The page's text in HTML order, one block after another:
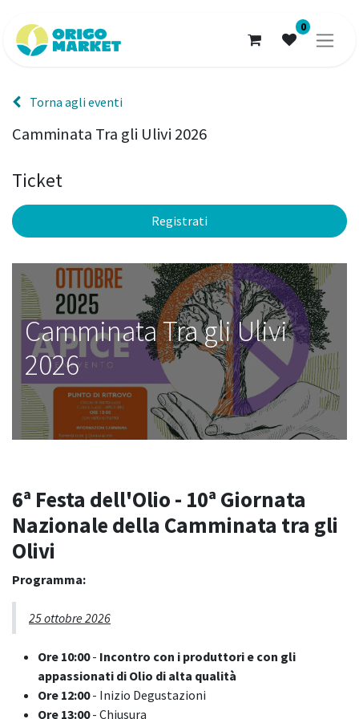
0
Torna agli eventi
Camminata Tra gli Ulivi 2026
Ticket
Registrati
Camminata Tra gli Ulivi
2026
6ª Festa dell'Olio - 10ª Giornata
Nazionale della Camminata tra gli
Olivi
Programma:
25 ottobre 2026
Ore 10:00- Incontro con i produttori e con gli
appassionati di Olio di alta qualità
Ore 12:00- Inizio Degustazioni
Ore 13:00- Chiusura